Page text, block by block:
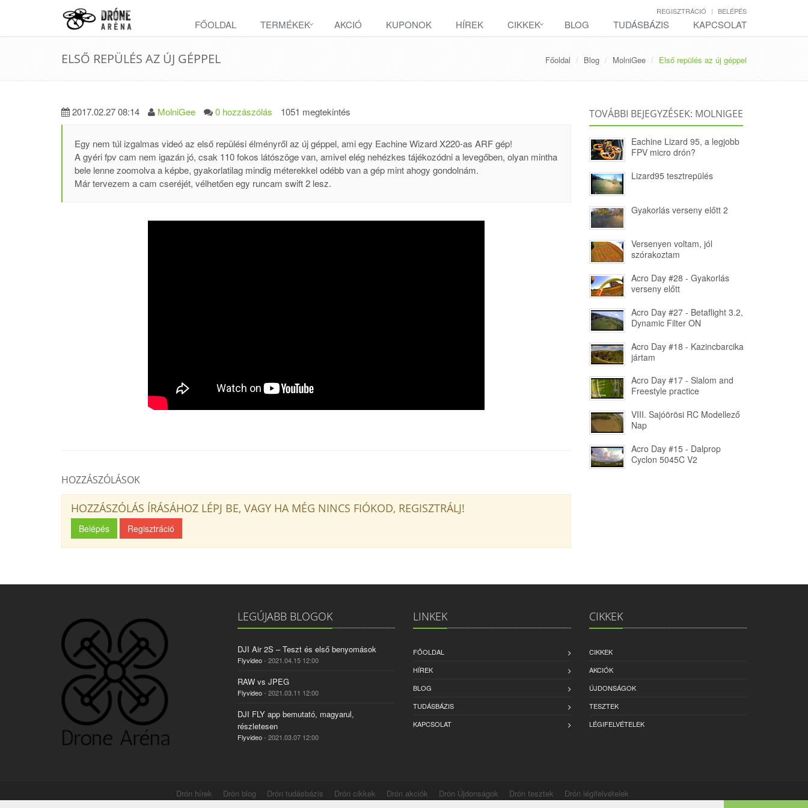
REGISZTRÁCIÓ BELÉPÉS
FŐOLDAL TERMÉKEK AKCIÓ KUPONOK HÍREK CIKKEK BLOG TUDÁSBÁZIS KAPCSOLAT
ELSŐ REPÜLÉS AZ ÚJ GÉPPEL Főoldal Blog MolniGee Első repülés az új géppel
2017.02.27 08:14 MolniGee 0 hozzászólás 1051 megtekintés
Egy nem túl izgalmas videó az első repülési élményről az új géppel, ami egy Eachine Wizard X220-as ARF gép!
A gyéri fpv cam nem igazán jó, csak 110 fokos látószöge van, amivel elég nehézkes tájékozódni a levegőben, olyan mintha
bele lenne zoomolva a képbe, gyakorlatilag mindig méterekkel odébb van a gép mint ahogy gondolnám.
Már tervezem a cam cseréjét, vélhetően egy runcam swift 2 lesz.
HOZZÁSZÓLÁSOK
HOZZÁSZÓLÁS ÍRÁSÁHOZ LÉPJ BE, VAGY HA MÉG NINCS FIÓKOD, REGISZTRÁLJ!
Belépés Regisztráció
TOVÁBBI BEJEGYZÉSEK: MOLNIGEE
Eachine Lizard 95, a legjobb
FPV micro drón?
Lizard95 tesztrepülés
Gyakorlás verseny előtt 2
Versenyen voltam, jól
szórakoztam
Acro Day #28 - Gyakorlás
verseny előtt
Acro Day #27 - Betaflight 3.2,
Dynamic Filter ON
Acro Day #18 - Kazincbarcika
jártam
Acro Day #17 - Slalom and
Freestyle practice
VIII. Sajóörösi RC Modellező
Nap
Acro Day #15 - Dalprop
Cyclon 5045C V2
LEGÚJABB BLOGOK
DJI Air 2S – Teszt és első benyomások
Flyvideo- 2021.04.15 12:00
RAW vs JPEG
Flyvideo- 2021.03.11 12:00
DJI FLY app bemutató, magyarul,
részletesen
Flyvideo- 2021.03.07 12:00
LINKEK
FŐOLDAL
HÍREK
BLOG
TUDÁSBÁZIS
KAPCSOLAT
CIKKEK
CIKKEK
AKCIÓK
ÚJDONSÁGOK
TESZTEK
LÉGIFELVÉTELEK
Drón hírek Drón blog Drón tudásbázis Drón cikkek Drón akciók Drón Újdonságok Drón tesztek
Drón légifelvételek